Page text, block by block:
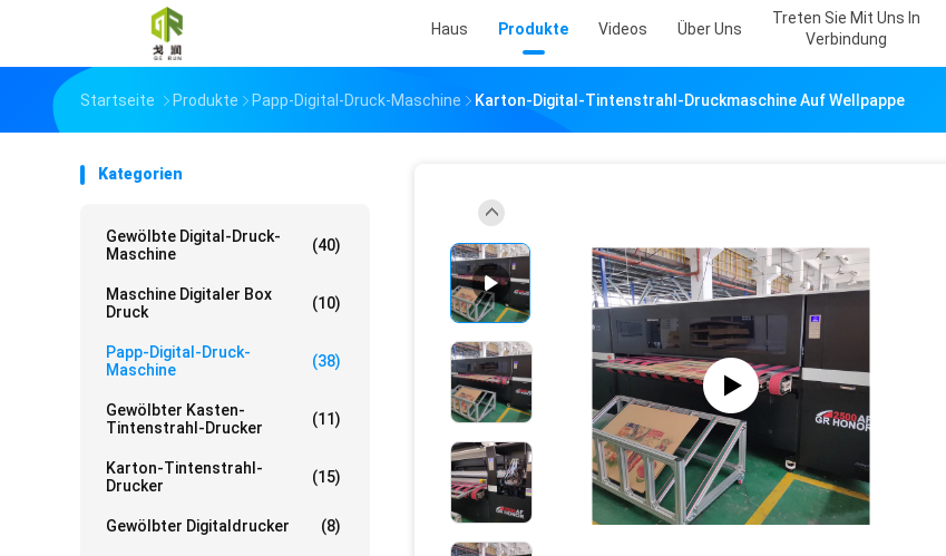
Haus Produkte Videos Über Uns
Treten Sie Mit Uns In
Verbindung
Startseite Produkte Papp-Digital-Druck-Maschine Karton-Digital-Tintenstrahl-Druckmaschine Auf Wellpappe
Kategorien
Gewölbte Digital-Druck-
Maschine
(40)
Maschine Digitaler Box
Druck
(10)
Papp-Digital-Druck-
Maschine
(38)
Gewölbter Kasten-
Tintenstrahl-Drucker
(11)
Karton-Tintenstrahl-
Drucker
(15)
Gewölbter Digitaldrucker (8)